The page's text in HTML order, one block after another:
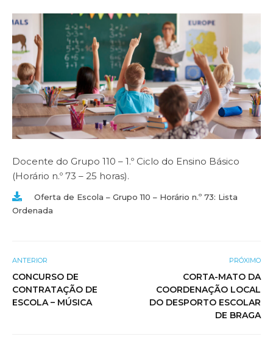
Docente do Grupo 110 – 1.º Ciclo do Ensino Básico
(Horário n.º 73 – 25 horas).
Oferta de Escola – Grupo 110 – Horário n.º 73: Lista
Ordenada
ANTERIOR
CONCURSO DE
CONTRATAÇÃO DE
ESCOLA – MÚSICA
PRÓXIMO
CORTA-MATO DA
COORDENAÇÃO LOCAL
DO DESPORTO ESCOLAR
DE BRAGA